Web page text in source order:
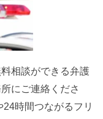
相談ができる弁護
にご連絡くださ
時間つながるフリ